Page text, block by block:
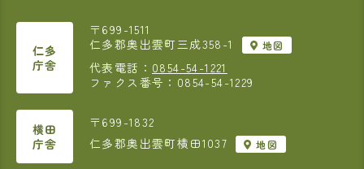
仁多
庁舎
〒699-1511
仁多郡奥出雲町三成358-1
地図
代表電話： 0854-54-1221
ファクス番号：0854-54-1229
横田
庁舎
〒699-1832
仁多郡奥出雲町横田1037
地図